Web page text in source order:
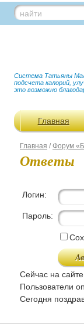
найти
Система Татьяны
подсчета калорий,
это возможно
Главная
Главная /Форум
Ответы
Логин:
Пароль:
Сейчас на
Пользователи
Cегодня